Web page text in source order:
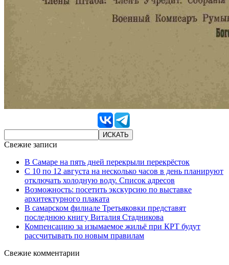
Свежие записи
В Самаре на пять дней перекрыли перекрёсток
С 10 по 12 августа на несколько часов в день планируют
отключать холодную воду. Список адресов
Возможность: посетить экскурсию по выставке
архитектурного плаката
В самарском филиале Третьяковки представят
последнюю книгу Виталия Стадникова
Компенсацию за изымаемое жильё при КРТ будут
рассчитывать по новым правилам
Свежие комментарии